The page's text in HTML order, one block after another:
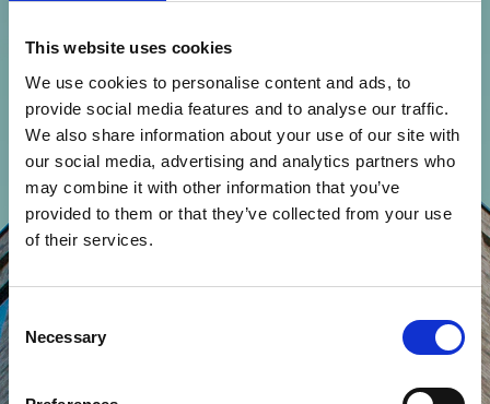
This website uses cookies
We use cookies to personalise content and ads, to
provide social media features and to analyse our traffic.
We also share information about your use of our site with
our social media, advertising and analytics partners who
may combine it with other information that you’ve
provided to them or that they’ve collected from your use
of their services.
Consent
Selection
Necessary
The time is now
Bis 2045 fordert die EU Klimaneutralität und 9
von 10 Gebäuden brauchen ein grünes Retrofit.
Gleichzeitig sind 60 % der deutschen
Wohngebäudefür Manage-to-Green
geeignet.
Marktchance
Studien zeigen: Energetische Sanierungen
steigern den Immobilienwert deutlich –
von Bewertungschancen und
Förderlandschaft
sichern passende Zuschüsse. So lassen sich